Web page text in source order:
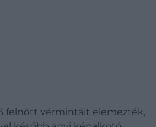
felnőtt vérmintáit elemezték,